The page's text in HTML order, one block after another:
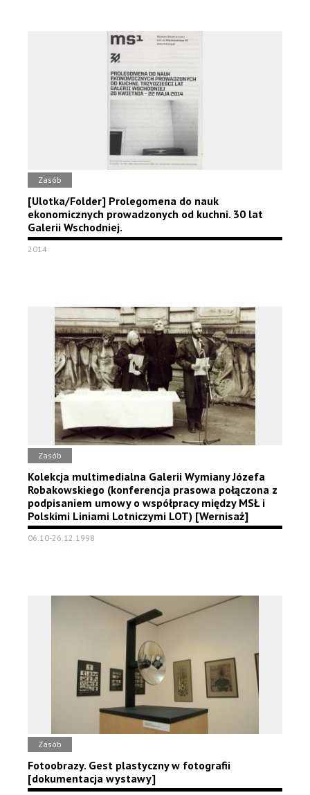
Zasób
[Ulotka/Folder] Prolegomena do nauk
ekonomicznych prowadzonych od kuchni. 30 lat
Galerii Wschodniej.
2014
Zasób
Kolekcja multimedialna Galerii Wymiany Józefa
Robakowskiego (konferencja prasowa połączona z
podpisaniem umowy o współpracy między MSŁ i
Polskimi Liniami Lotniczymi LOT) [Wernisaż]
06.10-26.12.1998
Zasób
Fotoobrazy. Gest plastyczny w fotografii
[dokumentacja wystawy]